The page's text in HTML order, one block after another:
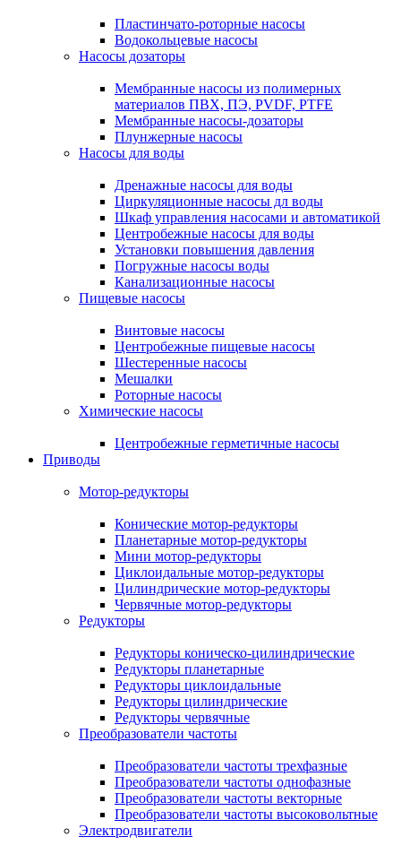
Пластинчато-роторные насосы
Водокольцевые насосы
Насосы дозаторы
Мембранные насосы из полимерных
материалов ПВХ, ПЭ, PVDF, PTFE
Мембранные насосы-дозаторы
Плунжерные насосы
Насосы для воды
Дренажные насосы для воды
Циркуляционные насосы дл воды
Шкаф управления насосами и автоматикой
Центробежные насосы для воды
Установки повышения давления
Погружные насосы воды
Канализационные насосы
Пищевые насосы
Винтовые насосы
Центробежные пищевые насосы
Шестеренные насосы
Мешалки
Роторные насосы
Химические насосы
Центробежные герметичные насосы
Приводы
Мотор-редукторы
Конические мотор-редукторы
Планетарные мотор-редукторы
Мини мотор-редукторы
Циклоидальные мотор-редукторы
Цилиндрические мотор-редукторы
Червячные мотор-редукторы
Редукторы
Редукторы коническо-цилиндрические
Редукторы планетарные
Редукторы циклоидальные
Редукторы цилиндрические
Редукторы червячные
Преобразователи частоты
Преобразователи частоты трехфазные
Преобразователи частоты однофазные
Преобразователи частоты векторные
Преобразователи частоты высоковольтные
Электродвигатели